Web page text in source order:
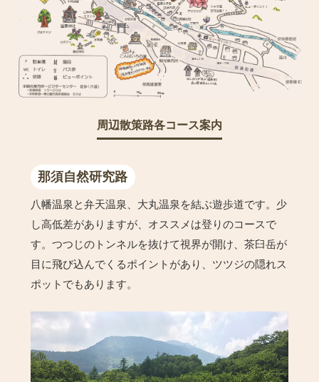
周辺散策路各コース案内
那須自然研究路
八幡温泉と弁天温泉、大丸温泉を結ぶ遊歩道です。少
し高低差がありますが、オススメは登りのコースで
す。つつじのトンネルを抜けて視界が開け、茶臼岳が
目に飛び込んでくるポイントがあり、ツツジの隠れス
ポットでもあります。